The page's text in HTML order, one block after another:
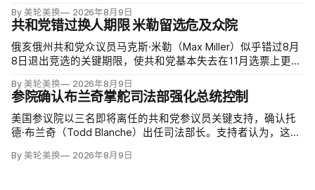
可接受，必须立即扩大产能；
By 美轮美换 2026年8月9日
共和党错过换人期限 米勒留选危及众院
俄亥俄州共和党众议员马克斯·米勒（Max Miller）似乎错过8月
8日退出竞选的关键期限，使共和党基本失去在11月选票上更换
Moreno）指控家暴并予以否认，众院道德委员会同时调查他是
否涉及家庭暴力、虐待或非法用药。
By 美轮美换 2026年8月9日
参院确认布兰奇掌舵司法部强化总统控制
美国参议院以三名即将离任的共和党参议员关键支持，确认托
德·布兰奇（Todd Blanche）出任司法部长。支持者认为，这位
冲动；
By 美轮美换 2026年8月9日